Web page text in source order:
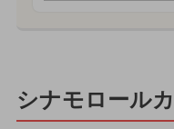
シナモロール